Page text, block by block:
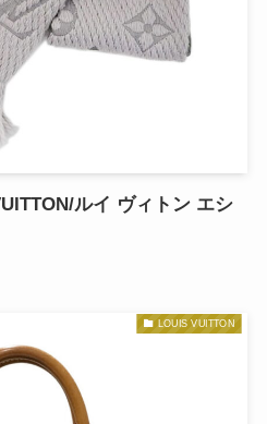
ルイ ヴィトン エシ
LOUIS VUITTON